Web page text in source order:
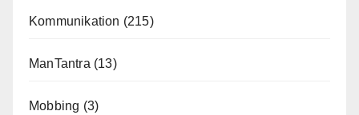
Kommunikation (215)
ManTantra (13)
Mobbing (3)